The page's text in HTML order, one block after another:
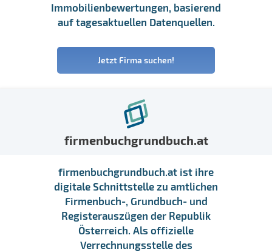
Immobilienbewertungen, basierend
auf tagesaktuellen Datenquellen.
Jetzt Firma suchen!
firmenbuchgrundbuch.at
firmenbuchgrundbuch.at ist ihre
digitale Schnittstelle zu amtlichen
Firmenbuch-, Grundbuch- und
Registerauszügen der Republik
Österreich. Als offizielle
Verrechnungsstelle des